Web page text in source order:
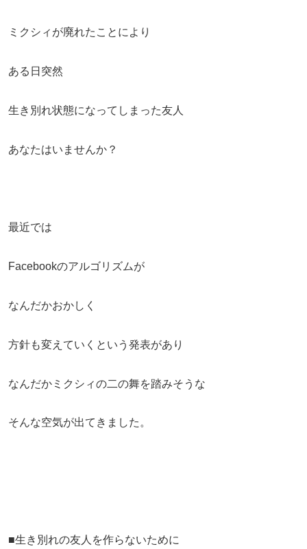
ミクシィが廃れたことにより
ある日突然
生き別れ状態になってしまった友人
あなたはいませんか？
最近では
Facebookのアルゴリズムが
なんだかおかしく
方針も変えていくという発表があり
なんだかミクシィの二の舞を踏みそうな
そんな空気が出てきました。
■生き別れの友人を作らないために